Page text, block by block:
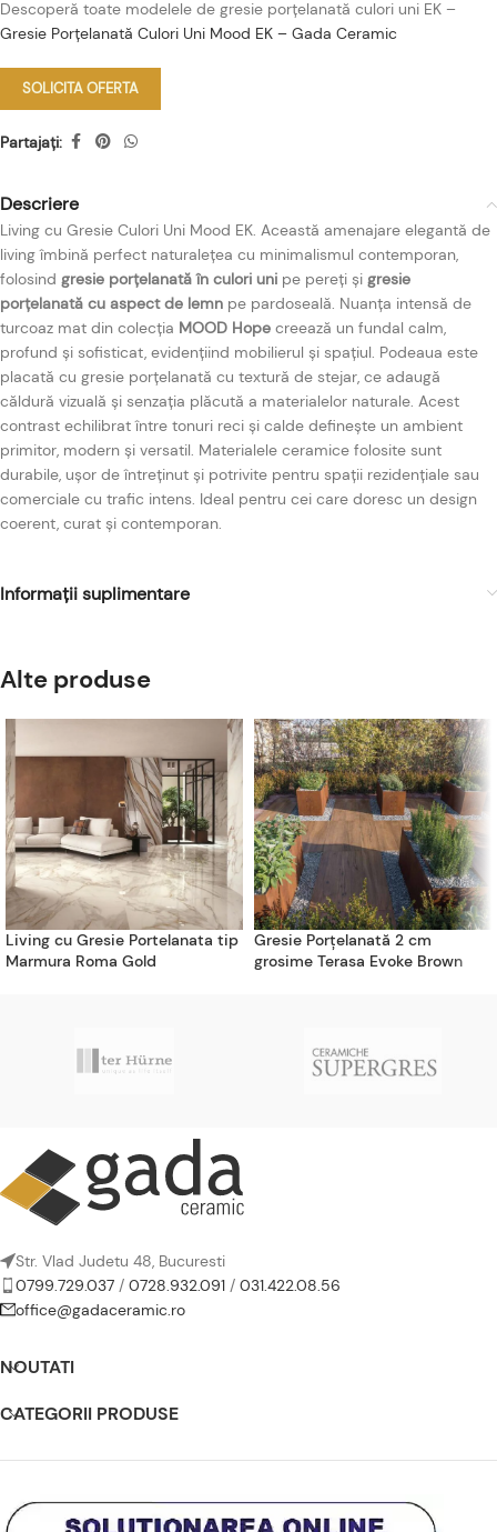
Descoperă toate modelele de gresie porțelanată culori uni EK –
Gresie Porțelanată Culori Uni Mood EK – Gada Ceramic
SOLICITA OFERTA
Partajați:
Descriere
Living cu Gresie Culori Uni Mood EK. Această amenajare elegantă de
living îmbină perfect naturalețea cu minimalismul contemporan,
folosind gresie porțelanată în culori uni pe pereți și gresie
porțelanată cu aspect de lemn pe pardoseală. Nuanța intensă de
turcoaz mat din colecția MOOD Hope creează un fundal calm,
profund și sofisticat, evidențiind mobilierul și spațiul. Podeaua este
placată cu gresie porțelanată cu textură de stejar, ce adaugă
căldură vizuală și senzația plăcută a materialelor naturale. Acest
contrast echilibrat între tonuri reci și calde definește un ambient
primitor, modern și versatil. Materialele ceramice folosite sunt
durabile, ușor de întreținut și potrivite pentru spații rezidențiale sau
comerciale cu trafic intens. Ideal pentru cei care doresc un design
coerent, curat și contemporan.
Informații suplimentare
Alte produse
Living cu Gresie Portelanata tip
Marmura Roma Gold
Gresie Porțelanată 2 cm
grosime Terasa Evoke Brown
Str. Vlad Judetu 48, Bucuresti
0799.729.037 / 0728.932.091 / 031.422.08.56
office@gadaceramic.ro
NOUTATI
CATEGORII PRODUSE